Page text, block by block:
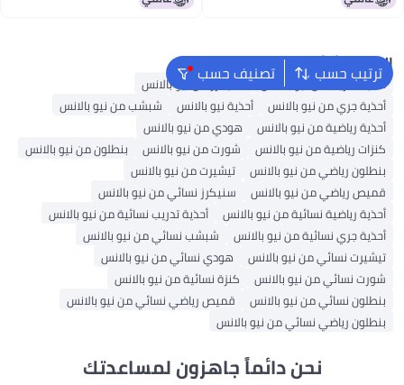
ترتيب حسب تصنيف حسب البحث الشائع
أحذية تدريب من نيو بالانس
سنيكرز من نيو بالانس
أحذية جري من نيو بالانس
أحذية نيو بالانس
شبشب من نيو بالانس
أحذية رياضية من نيو بالانس
هودي من نيو بالانس
كنزات رياضية من نيو بالانس
شورت من نيو بالانس
بنطلون من نيو بالانس
بنطلون رياضي من نيو بالانس
تيشيرت من نيو بالانس
قميص رياضي من نيو بالانس
سنيكرز نسائي من نيو بالانس
أحذية رياضية نسائية من نيو بالانس
أحذية تدريب نسائية من نيو بالانس
أحذية جري نسائية من نيو بالانس
شبشب نسائي من نيو بالانس
تيشيرت نسائي من نيو بالانس
هودي نسائي من نيو بالانس
شورت نسائي من نيو بالانس
كنزة نسائية من نيو بالانس
بنطلون نسائي من نيو بالانس
قميص رياضي نسائي من نيو بالانس
بنطلون رياضي نسائي من نيو بالانس
نحن دائماً جاهزون لمساعدتك